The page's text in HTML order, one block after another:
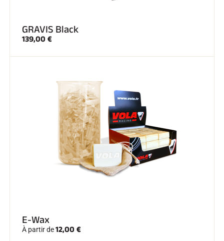
GRAVIS Black
139,00 €
E-Wax
À partir de12,00 €